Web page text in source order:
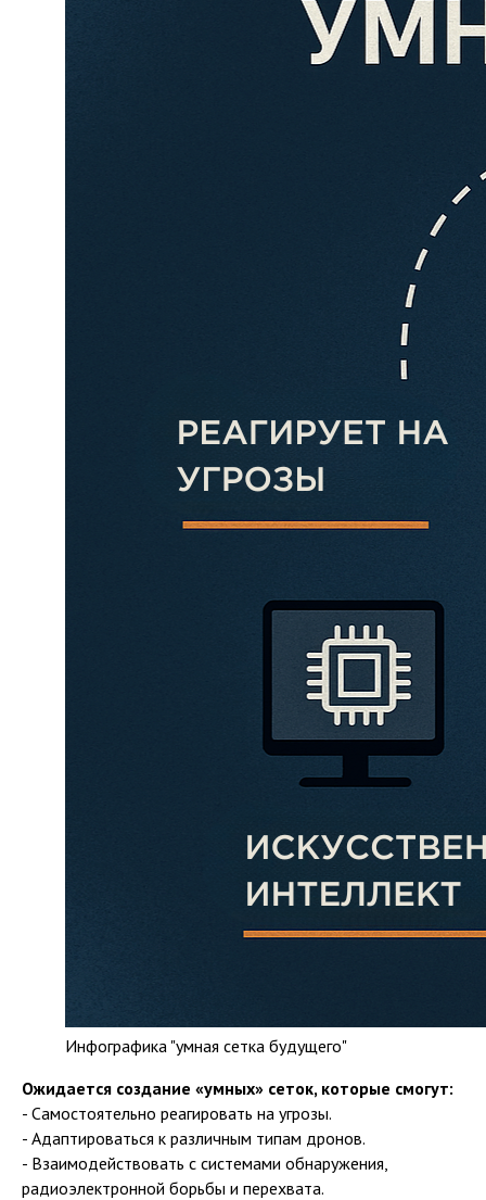
Инфографика "умная сетка будущего"
Ожидается создание «умных» сеток, которые смогут:
- Самостоятельно реагировать на угрозы.
- Адаптироваться к различным типам дронов.
- Взаимодействовать с системами обнаружения,
радиоэлектронной борьбы и перехвата.